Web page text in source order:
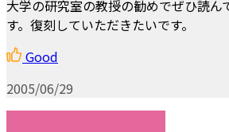
大学の研究室の教授の勧めでぜひ読ん
す。復刻していただきたいです。
Good
2005/06/29